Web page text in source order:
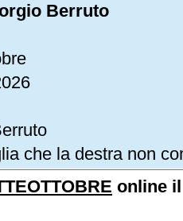
Berruto
che la destra non
online